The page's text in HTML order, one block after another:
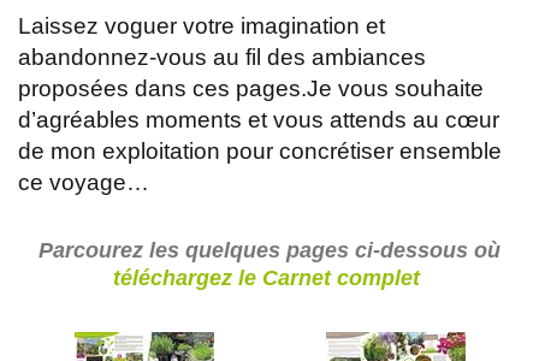
Laissez voguer votre imagination et
abandonnez-vous au fil des ambiances
proposées dans ces pages.Je vous souhaite
d’agréables moments et vous attends au cœur
de mon exploitation pour concrétiser ensemble
ce voyage…
Parcourez les quelques pages ci-dessous où
téléchargez le Carnet complet